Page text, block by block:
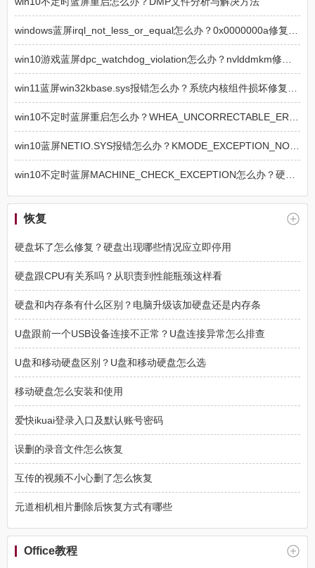
恢复
硬盘坏了怎么修复？硬盘出现哪些情况应立即停用
硬盘跟CPU有关系吗？从职责到性能瓶颈这样看
硬盘和内存条有什么区别？电脑升级该加硬盘还是内存条
U盘跟前一个USB设备连接不正常？U盘连接异常怎么排查
U盘和移动硬盘区别？U盘和移动硬盘怎么选
移动硬盘怎么安装和使用
爱快ikuai登录入口及默认账号密码
误删的录音文件怎么恢复
互传的视频不小心删了怎么恢复
元道相机相片删除后恢复方式有哪些
Office教程